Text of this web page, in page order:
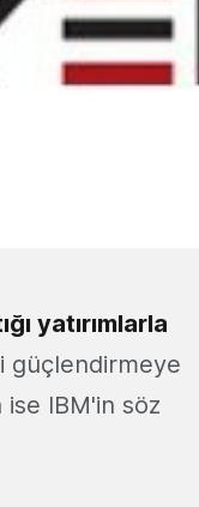
yatırımlarla
güçlendirmeye
IBM'in söz